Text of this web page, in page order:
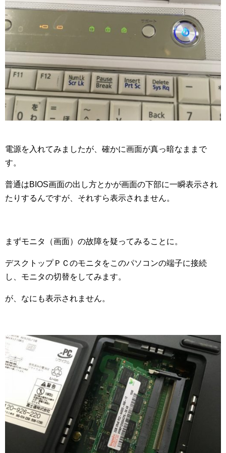
電源を入れてみましたが、確かに画面が真っ暗なままで
す。
普通はBIOS画面の出し方とかが画面の下部に一瞬表示され
たりするんですが、それすら表示されません。
まずモニタ（画面）の故障を疑ってみることに。
デスクトップＰＣのモニタをこのパソコンの端子に接続
し、モニタの切替をしてみます。
が、なにも表示されません。